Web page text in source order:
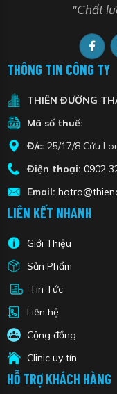
"Chất
THÔNG TIN CÔNG TY
THIÊN ĐƯỜNG
Mã số thuế:
Đ/c: 25/17/8 Cửu
Điện thoại: 0902
Email:
LIÊN KẾT NHANH
Giới Thiệu
Sản Phẩm
Tin Tức
Liên hệ
Cộng đồng
Clinic uy tín
HỖ TRỢ KHÁCH HÀNG